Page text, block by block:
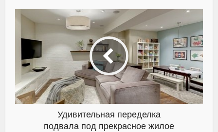
Удивительная переделка
подвала под прекрасное жилое